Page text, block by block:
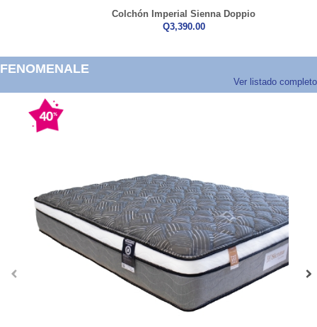
Colchón Imperial Sienna Doppio
Q3,390.00
FENOMENALE
Ver listado completo
‹ ›